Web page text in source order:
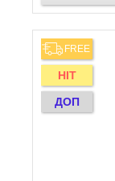
FREE
HIT
ДОП